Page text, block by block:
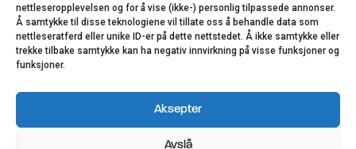
nettleseropplevelsen og for å vise (ikke-) personlig tilpassede annonser.
Å samtykke til disse teknologiene vil tillate oss å behandle data som
nettleseratferd eller unike ID-er på dette nettstedet. Å ikke samtykke eller
trekke tilbake samtykke kan ha negativ innvirkning på visse funksjoner og
funksjoner.
Aksepter
Avslå
Forhandlere
Reklamasjon
Bærekraft
Åpenhetsloven